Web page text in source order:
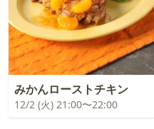
みかんローストチキン
12/2 (火) 21:00〜22:00